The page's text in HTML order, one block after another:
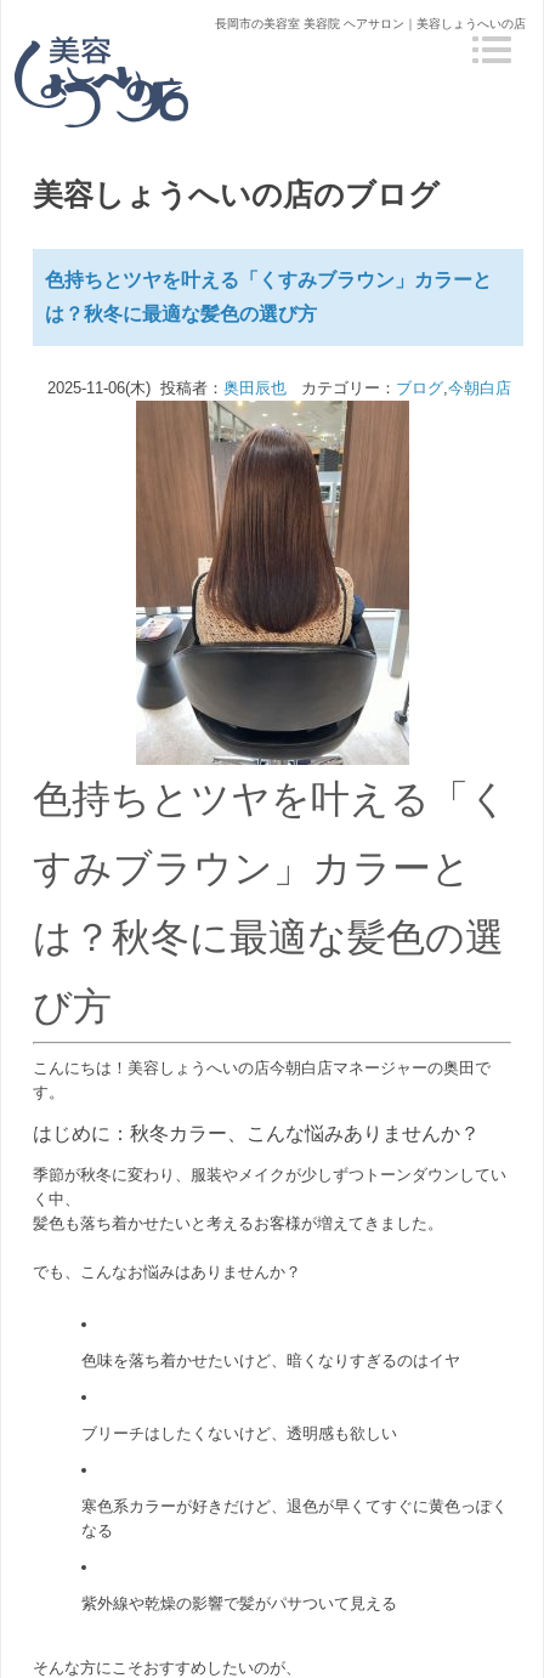
長岡市の美容室 美容院 ヘアサロン｜美容しょうへいの店
美容しょうへいの店のブログ
色持ちとツヤを叶える「くすみブラウン」カラーと
は？秋冬に最適な髪色の選び方
2025-11-06(木) 投稿者： 奥田辰也カテゴリー： ブログ,今朝白店
色持ちとツヤを叶える「く
すみブラウン」カラーと
は？秋冬に最適な髪色の選
び方
こんにちは！美容しょうへいの店今朝白店マネージャーの奥田で
す。
はじめに：秋冬カラー、こんな悩みありませんか？
季節が秋冬に変わり、服装やメイクが少しずつトーンダウンしてい
く中、
髪色も落ち着かせたいと考えるお客様が増えてきました。
でも、こんなお悩みはありませんか？
色味を落ち着かせたいけど、暗くなりすぎるのはイヤ
ブリーチはしたくないけど、透明感も欲しい
寒色系カラーが好きだけど、退色が早くてすぐに黄色っぽく
なる
紫外線や乾燥の影響で髪がパサついて見える
そんな方にこそおすすめしたいのが、